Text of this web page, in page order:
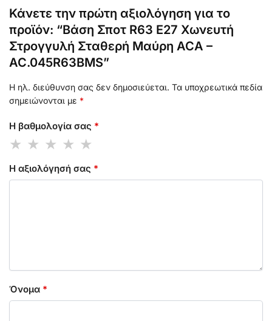
Κάνετε την πρώτη αξιολόγηση για το
προϊόν: “Βάση Σποτ R63 E27 Χωνευτή
Στρογγυλή Σταθερή Μαύρη ACA –
AC.045R63BMS”
Η ηλ. διεύθυνση σας δεν δημοσιεύεται. Τα υποχρεωτικά πεδία
σημειώνονται με *
Η βαθμολογία σας *
Η αξιολόγησή σας *
Όνομα *